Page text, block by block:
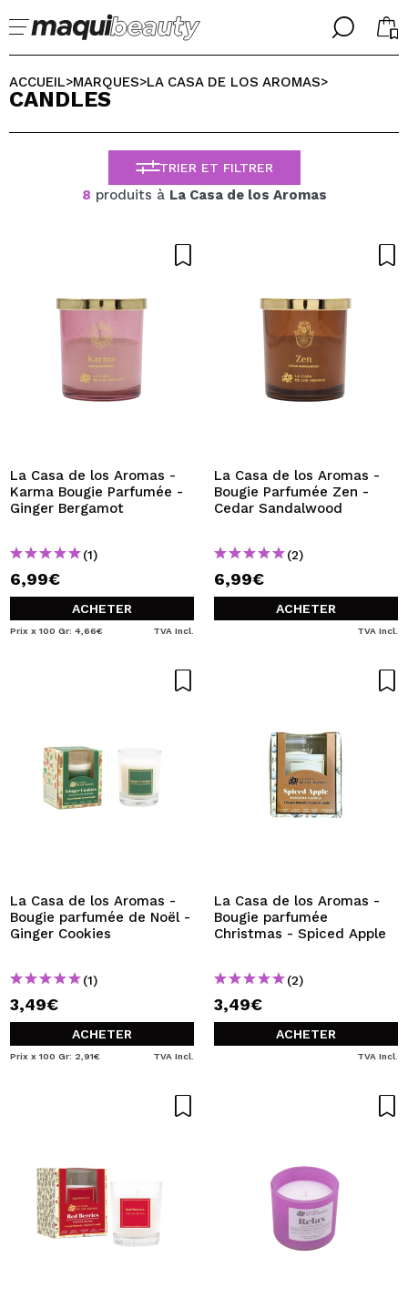
╳
J'suis déjà #maquilover, j'ai un compte
je n'ai pas de compte ici
JE VEUX M'INSCRIRE
effectuer vos achats rapidement, vérifier l'état de vos
commandes et consulter vos opérations précédentes.
CRÉER UN COMPTE
╳
CHOISISSEZ VOTRE LANGUE
FRANCES
ESPAÑOL
ENGLISH
ALEMAN
ACCUEIL>MARQUES>LA CASA DE LOS AROMAS>
CANDLES
TRIER ET FILTRER
8 produits à La Casa de los Aromas
La Casa de los Aromas -
Karma Bougie Parfumée -
Ginger Bergamot
(1)
6,99€
ACHETER
Prix x 100 Gr: 4,66€ TVA Incl.
La Casa de los Aromas -
Bougie Parfumée Zen -
Cedar Sandalwood
(2)
6,99€
ACHETER
TVA Incl.
La Casa de los Aromas -
Bougie parfumée de Noël -
Ginger Cookies
(1)
3,49€
ACHETER
Prix x 100 Gr: 2,91€ TVA Incl.
La Casa de los Aromas -
Bougie parfumée
Christmas - Spiced Apple
(2)
3,49€
ACHETER
TVA Incl.